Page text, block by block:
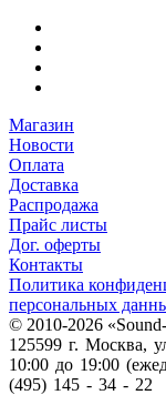
Магазин
Новости
Оплата
Доставка
Распродажа
Прайс листы
Дог. оферты
Контакты
Политика
персональных
© 2010-2026
125599 г. Москва,
10:00 до 19:00
(495) 145 - 34 - 22